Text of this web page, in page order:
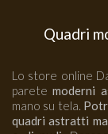
Quadri
Lo store online
paretemoderni
mano su tela.
quadri astratti